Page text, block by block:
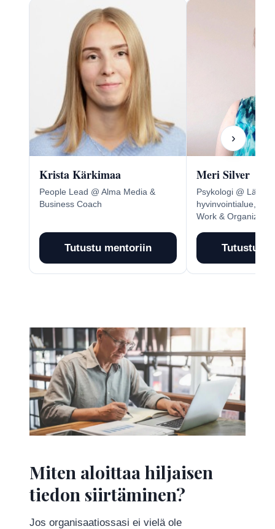
Krista Kärkimaa
People Lead @ Alma Media &
Business Coach
Tutustu mentoriin
Meri Silver
Psykologi @ Länsi-
hyvinvointialue,
Work &
Tutustu
›
Miten aloittaa hiljaisen
tiedon siirtäminen?
Jos organisaatiossasi ei vielä ole